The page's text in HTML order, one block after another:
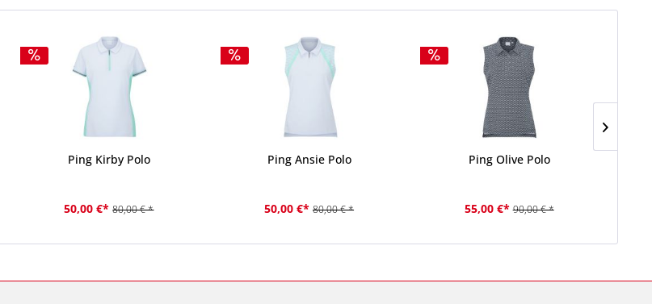
Ping Kirby Polo
50,00 €* 80,00 € *
Ping Ansie Polo
50,00 €* 80,00 € *
Ping Olive Polo
55,00 €* 90,00 € *